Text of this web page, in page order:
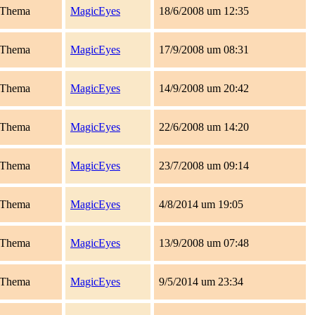
Thema MagicEyes 18/6/2008 um 12:35
Thema MagicEyes 17/9/2008 um 08:31
Thema MagicEyes 14/9/2008 um 20:42
Thema MagicEyes 22/6/2008 um 14:20
Thema MagicEyes 23/7/2008 um 09:14
Thema MagicEyes 4/8/2014 um 19:05
Thema MagicEyes 13/9/2008 um 07:48
Thema MagicEyes 9/5/2014 um 23:34